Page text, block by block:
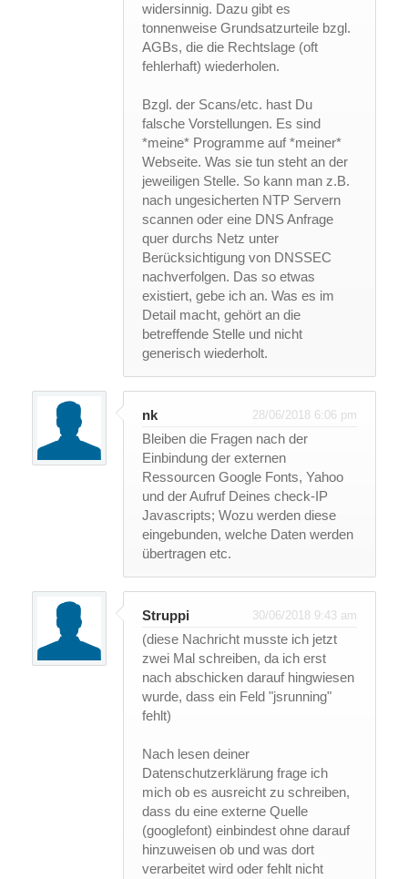
widersinnig. Dazu gibt es
tonnenweise Grundsatzurteile bzgl.
AGBs, die die Rechtslage (oft
fehlerhaft) wiederholen.
Bzgl. der Scans/etc. hast Du
falsche Vorstellungen. Es sind
*meine* Programme auf *meiner*
Webseite. Was sie tun steht an der
jeweiligen Stelle. So kann man z.B.
nach ungesicherten NTP Servern
scannen oder eine DNS Anfrage
quer durchs Netz unter
Berücksichtigung von DNSSEC
nachverfolgen. Das so etwas
existiert, gebe ich an. Was es im
Detail macht, gehört an die
betreffende Stelle und nicht
generisch wiederholt.
nk 28/06/2018 6:06 pm
Bleiben die Fragen nach der
Einbindung der externen
Ressourcen Google Fonts, Yahoo
und der Aufruf Deines check-IP
Javascripts; Wozu werden diese
eingebunden, welche Daten werden
übertragen etc.
Struppi 30/06/2018 9:43 am
(diese Nachricht musste ich jetzt
zwei Mal schreiben, da ich erst
nach abschicken darauf hingwiesen
wurde, dass ein Feld "jsrunning"
fehlt)
Nach lesen deiner
Datenschutzerklärung frage ich
mich ob es ausreicht zu schreiben,
dass du eine externe Quelle
(googlefont) einbindest ohne darauf
hinzuweisen ob und was dort
verarbeitet wird oder fehlt nicht